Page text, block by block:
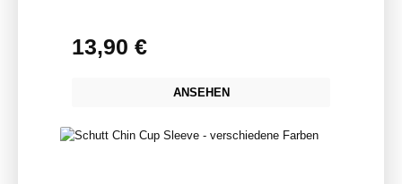
Regulärer Preis:
13,90 €
ANSEHEN